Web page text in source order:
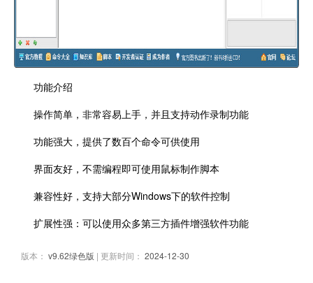
功能介绍
操作简单，非常容易上手，并且支持动作录制功能
功能强大，提供了数百个命令可供使用
界面友好，不需编程即可使用鼠标制作脚本
兼容性好，支持大部分Windows下的软件控制
扩展性强：可以使用众多第三方插件增强软件功能
版本： v9.62绿色版 | 更新时间： 2024-12-30